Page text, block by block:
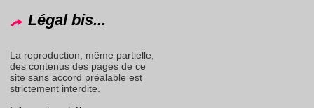
Légal bis...
La reproduction, même partielle,
des contenus des pages de ce
site sans accord préalable est
strictement interdite.